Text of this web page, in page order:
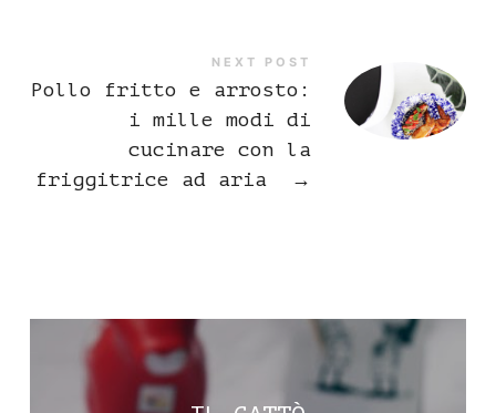
NEXT POST
Pollo fritto e arrosto:
i mille modi di
cucinare con la
friggitrice ad aria
→